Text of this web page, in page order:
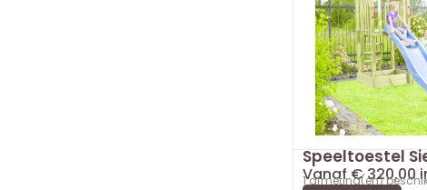
Speeltoestel
Vanaf€320,00
1 afmeting(en)